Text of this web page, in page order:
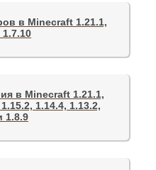
в Minecraft 1.21.1,
1.7.10
в Minecraft 1.21.1,
1.14.4, 1.13.2,
1.8.9